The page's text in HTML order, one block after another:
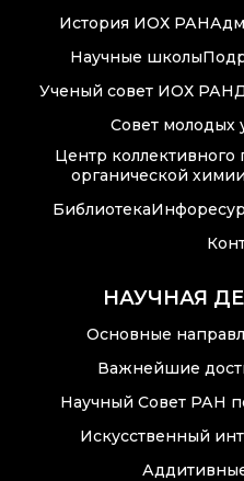
Конкурсы, премии
Конкурсы вакантных
должностей
История ВХК РАН
Достижения
Почтовый сервер
Внутренний сайт
История ИОХ РАН
Научные школы
Ученый совет ИОХ РАН
Совет
Центр коллективного
органической
Библиотека
НАУЧНАЯ
Основные
Важнейшие
Научный Совет РАН
Искусственный